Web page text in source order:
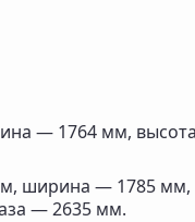
— 1764 мм,
ширина — 1785
— 2635 мм.